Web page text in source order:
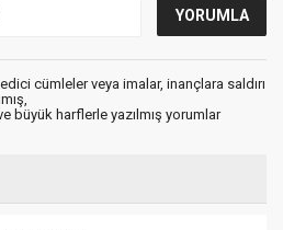
cümleler veya imalar, inançlara saldırı
büyük harflerle yazılmış yorumlar